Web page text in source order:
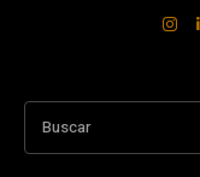
Buscar